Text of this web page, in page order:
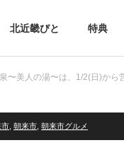
北近畿びと 特典
〜美人の湯〜は、1/2(日)から
市 朝来市 朝来市グルメ